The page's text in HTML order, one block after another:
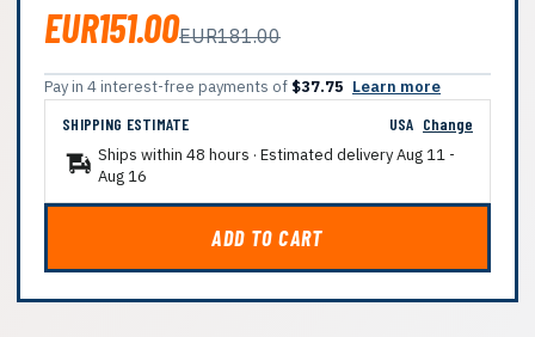
EUR151.00EUR181.00
Pay in 4 interest-free payments of $37.75 Learn more
SHIPPING ESTIMATE
USA Change
Ships within 48 hours · Estimated deliveryAug 11 -
Aug 16
ADD TO CART